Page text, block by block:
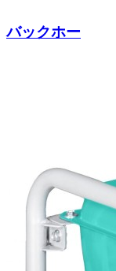
バックホー